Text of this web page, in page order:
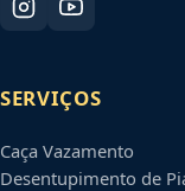
SERVIÇOS
Caça Vazamento
Desentupimento de